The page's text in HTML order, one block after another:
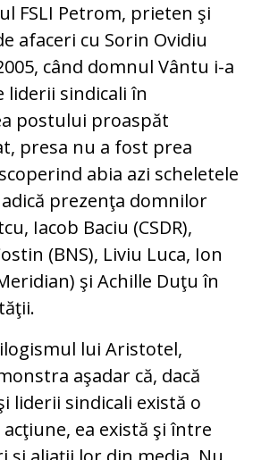
FSLI Petrom, prieten şi
afaceri cu Sorin Ovidiu
când domnul Vântu i-a
liderii sindicali în
postului proaspăt
presa nu a fost prea
abia azi scheletele
prezenţa domnilor
Iacob Baciu (CSDR),
(BNS), Liviu Luca, Ion
şi Achille Duţu în
lui Aristotel,
aşadar că, dacă
liderii sindicali există o
ea există şi între